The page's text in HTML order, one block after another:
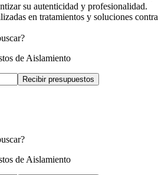
su autenticidad y profesionalidad.
en tratamientos y soluciones contra
de Aislamiento
Recibir presupuestos
de Aislamiento